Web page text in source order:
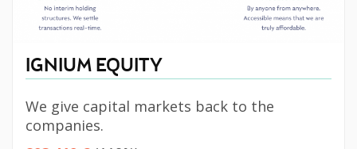
IGNIUM EQUITY
We give capital markets back to the
companies.